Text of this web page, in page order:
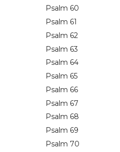
Psalm 60
Psalm 61
Psalm 62
Psalm 63
Psalm 64
Psalm 65
Psalm 66
Psalm 67
Psalm 68
Psalm 69
Psalm 70